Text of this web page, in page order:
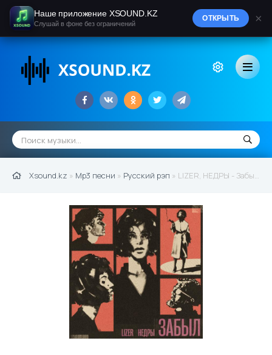
Xsound.kz » Mp3 песни » Русский рэп » LIZER, НЕДРЫ - Забыл (2021)
Наше приложение XSOUND.KZ
Слушай в фоне без ограничений
ОТКРЫТЬ ×